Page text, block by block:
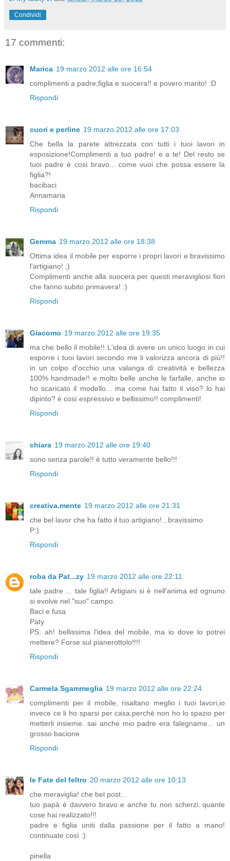
Condividi
17 commenti:
Marica 19 marzo 2012 alle ore 16:54
complimenti a padre,figlia e suocera!! e povero marito! :D
Rispondi
cuori e perline 19 marzo 2012 alle ore 17:03
Che bella la parete attrezzata con tutti i tuoi lavori in
esposizione!Complimenti a tuo padre! e a te! Del resto se
tuoi padre è così bravo... come vuoi che possa essere la
figlia?!
bacibaci
Annamaria
Rispondi
Gemma 19 marzo 2012 alle ore 18:38
Ottima idea il mobile per esporre i propri lavori e bravissimo
l'artigiano! ;)
Complimenti anche alla suocera per questi meravigliosi fiori
che fanno subito primavera! :)
Rispondi
Giacomo 19 marzo 2012 alle ore 19:35
ma che bello il mobile!! L'idea di avere un unico luogo in cui
esporre i tuoi lavori secondo me li valorizza ancora di più!!
in un colpo d'occhio una valanga di creatività e bellezza
100% handmade!! e molto belle anche le farfalle, anche io
ho scaricato il modello... ma come hai fatto il viso? lo hai
dipinto? è così espressivo e bellissimo!! complimenti!
Rispondi
chiara 19 marzo 2012 alle ore 19:40
sono senza parole!! è tutto veramente bello!!!
Rispondi
creativa.mente 19 marzo 2012 alle ore 21:31
che bel lavor che ha fatto il tuo artigiano!...bravissimo
P:)
Rispondi
roba da Pat...zy 19 marzo 2012 alle ore 22:11
tale padre ... tale figlia!! Artigiani si è nell'anima ed ognuno
si evolve nel "suo" campo.
Baci e fusa
Paty
PS: ah! bellissima l'idea del mobile, ma io dove lo potrei
mettere? Forse sul pianerottolo!!!!
Rispondi
Carmela Sgammeglia 19 marzo 2012 alle ore 22:24
complimenti per il mobile, risaltano meglio i tuoi lavori,io
invece ce li ho sparsi per casa,perchè non ho lo spazio per
metterli insieme. sai anche mio padre era falegname... un
grosso bacione
Rispondi
le Fate del feltro 20 marzo 2012 alle ore 10:13
che meraviglia! che bel post...
tuo papà è davvero bravo e anche tu non scherzi..quante
cose hai realizzato!!!
padre e figlia uniti dalla passione per il fatto a mano!
continuate così :)
pinella